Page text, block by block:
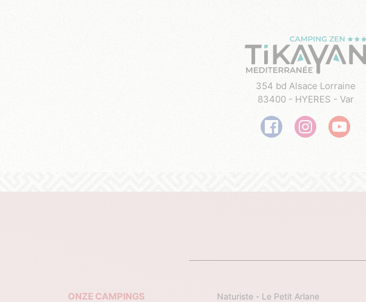
354 bd Alsace Lorraine
83400 - HYERES - Var
ONZE CAMPINGS Naturiste - Le Petit Arlane